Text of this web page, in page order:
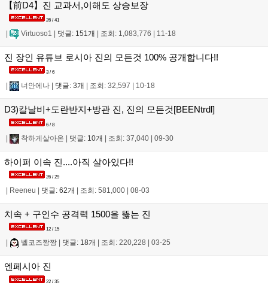
【前D4】진 교과서,이해도 상승보장
26 / 41
Virtuoso1 댓글: 151개 조회: 1,083,776 11-18
진 장인 유튜브 로시아 진의 모든것 100% 공개합니다!!
3 / 6
너안에나 댓글: 3개 조회: 32,597 10-18
D3)칼날비+도란반지+방관 진, 진의 모든것[BEENtrdl]
6 / 8
| 착하게살아온 | 댓글: 10개 | 조회: 37,040 | 09-30
하이퍼 이속 진....아직 살아있다!!
26 / 29
Reeneu 댓글: 62개 조회: 581,000 08-03
치속 + 구인수 공격력 1500을 뚫는 진
12 / 15
벨코즈짱짱 댓글: 18개 조회: 220,228 03-25
엔페시아 진
22 / 35